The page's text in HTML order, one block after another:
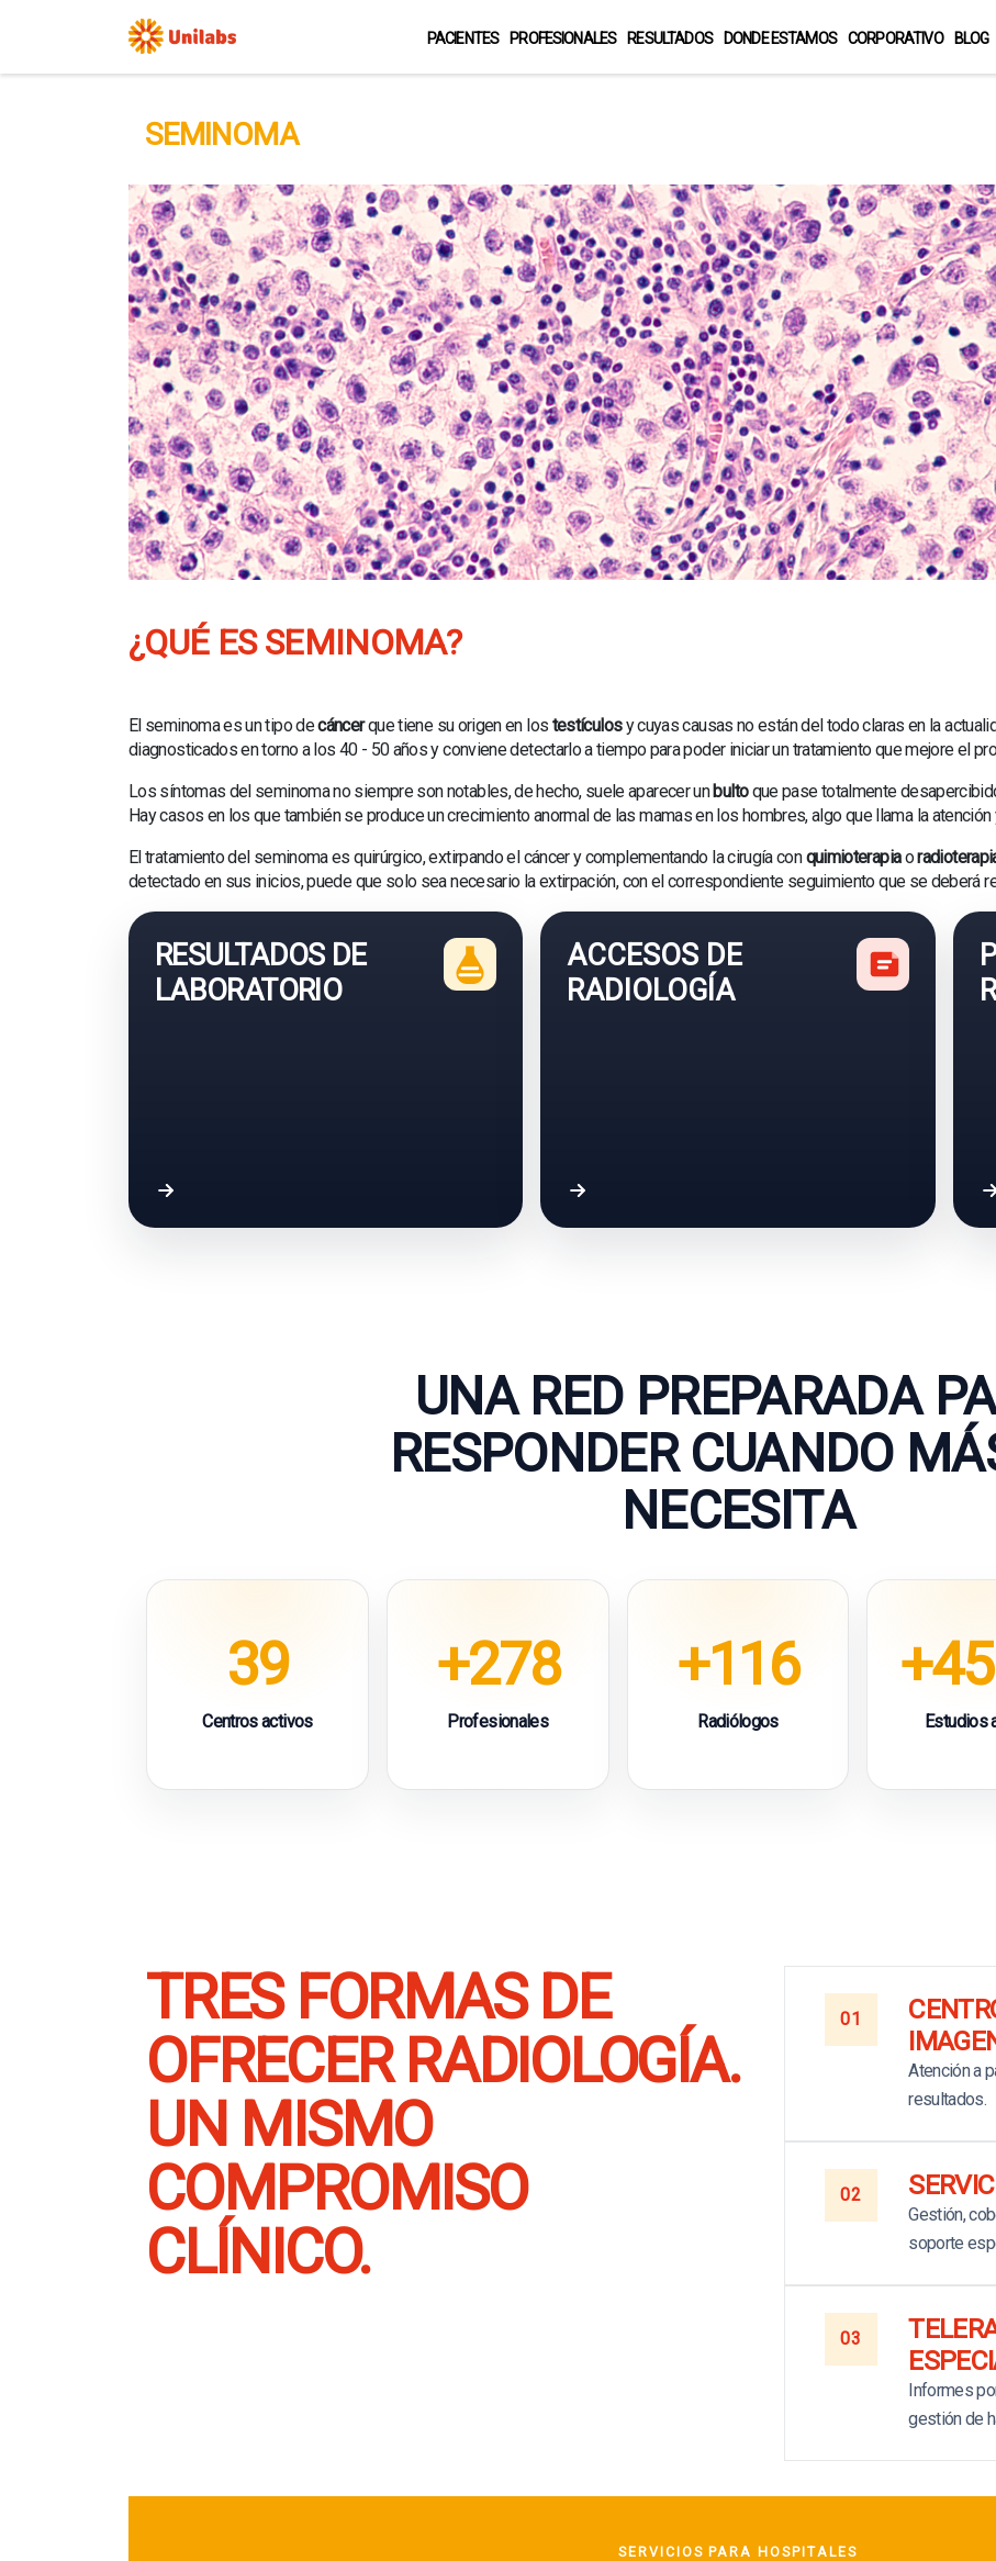
PACIENTES PROFESIONALES RESULTADOS DONDE ESTAMOS CORPORATIVO BLOG
SEMINOMA
¿QUÉ ES SEMINOMA?
El seminoma es un tipo decáncerque tiene su origen en los testículosy cuyas causas no están del todo claras en la
diagnosticados en torno a los 40 - 50 años y conviene detectarlo a tiempo para poder iniciar un tratamiento que mejore el
Los síntomas del seminoma no siempre son notables, de hecho, suele aparecer unbultoque pase totalmente
Hay casos en los que también se produce un crecimiento anormal de las mamas en los hombres, algo que llama la
El tratamiento del seminoma es quirúrgico, extirpando el cáncer y complementando la cirugía conquimioterapiao
detectado en sus inicios, puede que solo sea necesario la extirpación, con el correspondiente seguimiento que se deberá
RESULTADOS DE
LABORATORIO
Acceder a resultados de laboratorio
ACCESOS DE
RADIOLOGÍA
UNA RED PREPARADA
RESPONDER CUANDO
NECESITA
39
Centros activos
+278
Profesionales
+116
Radiólogos Estudios
TRES FORMAS DE
OFRECER RADIOLOGÍA.
UN MISMO
COMPROMISO
CLÍNICO.
01
Atención a
resultados.
02
Gestión,
soporte
03
Informes
gestión de
SERVICIOS PARA HOSPITALES